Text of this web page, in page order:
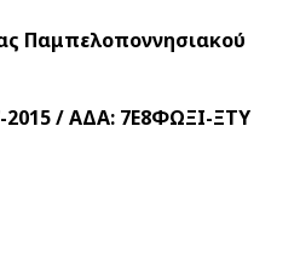
Παμπελοποννησιακού
/ ΑΔΑ: 7E8ΦΩΞΙ-ΞΤΥ